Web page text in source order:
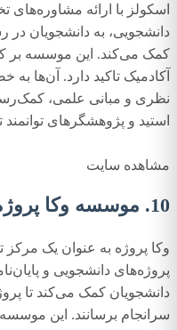
اسکولز با ارائه مشاوره‌های
دانشجویی، به دانشجویان
کمک می‌کند. این موسسه بر
آکادمیک تاکید دارد. آن‌ها
نظری و مبانی علمی،
استید و پژوهشگرهای
مشاهده سایت
10. موسسه وکا پروژه
وکا پروژه به عنوان یک
پروژه‌های دانشجویی و
دانشجویان کمک می‌کند تا
سرانجام برسانند. این